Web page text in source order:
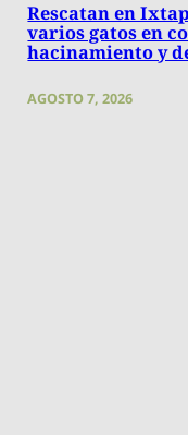
Rescatan en
varios gatos en
hacinamiento y
AGOSTO 7, 2026